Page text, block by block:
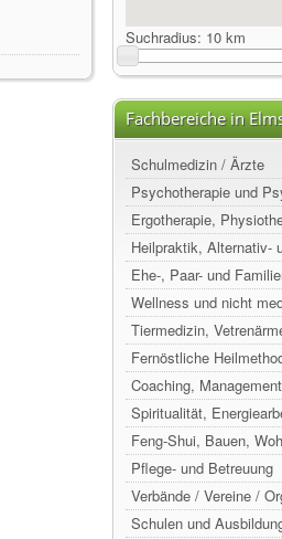
Suchradius: 10 km
Fachbereiche in
Schulmedizin / Ärzte
Psychotherapie und
Ergotherapie,
Heilpraktik, Alternativ-
Ehe-, Paar- und
Wellness und nicht
Tiermedizin,
Fernöstliche
Coaching,
Spiritualität,
Feng-Shui, Bauen,
Pflege- und Betreuung
Verbände / Vereine /
Schulen und